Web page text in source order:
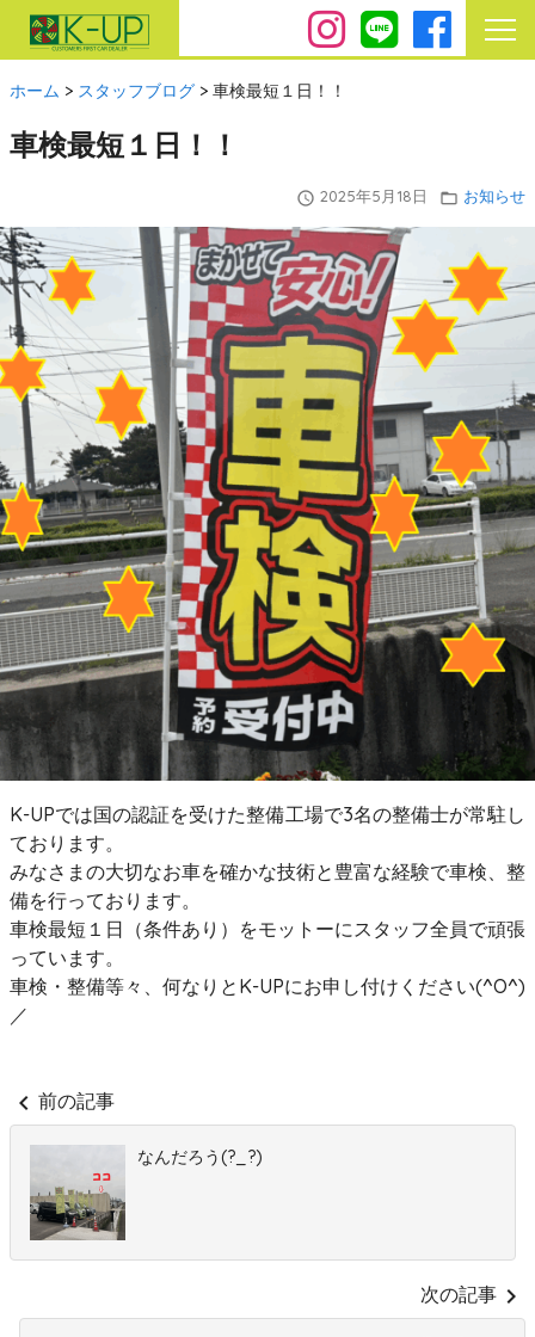
ホーム > スタッフブログ > 車検最短１日！！
車検最短１日！！
query_builder 2025年5月18日 folder_open お知らせ
K-UPでは国の認証を受けた整備工場で3名の整備士が常駐し
ております。
みなさまの大切なお車を確かな技術と豊富な経験で車検、整
備を行っております。
車検最短１日（条件あり）をモットーにスタッフ全員で頑張
っています。
車検・整備等々、何なりとK-UPにお申し付けください(^O^)
／
chevron_left 前の記事
なんだろう(?_?)
次の記事 chevron_right